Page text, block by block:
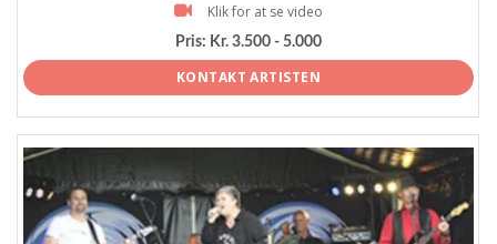
Klik for at se video
Pris: Kr. 3.500 - 5.000
KONTAKT ARTISTEN